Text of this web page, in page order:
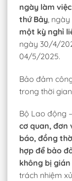
ngày làm
thứ Bảy ,
một kỳ nghỉ
ngày 30/4/
04/5/2025.
Bảo đảm
trong thời
Bộ Lao động
cơ quan, đơn
báo, đồng
hợp để bảo
không bị
trách nhiệm